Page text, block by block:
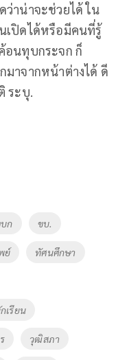
าน่าจะช่วยได้ ใน
เปิดได้หรือมีคนที่รู้
อนทุบกระจก ก็
มาจากหน้าต่างได้ ดี
ระบุ.
ก ขบ.
ย์ ทัศนศึกษา
เรียน
วุฒิสภา